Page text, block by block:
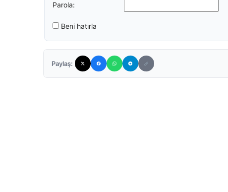
Parola:
Beni hatırla
Paylaş: